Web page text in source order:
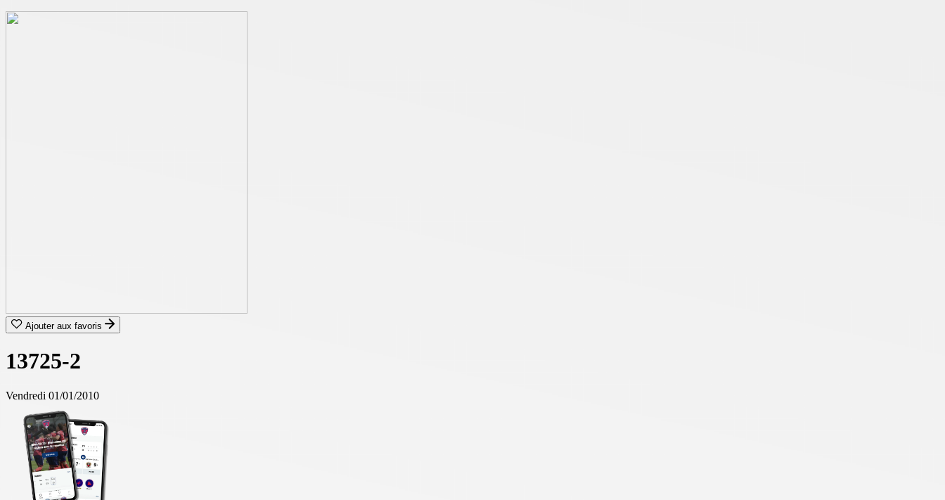
Ajouter aux favoris
13725-2
Vendredi 01/01/2010